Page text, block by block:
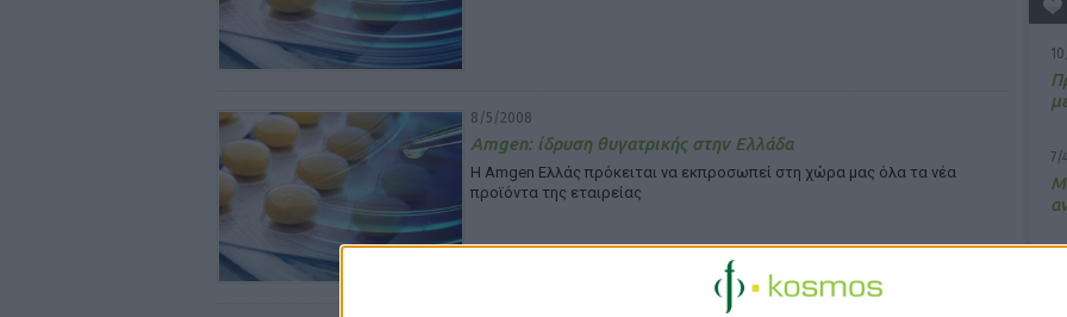
7/
8/5/2008
Amgen: ίδρυση θυγατρικής στην Ελλάδα
Η Amgen Ελλάς πρόκειται να εκπροσωπεί στη χώρα μας όλα τα νέα
προϊόντα της εταιρείας